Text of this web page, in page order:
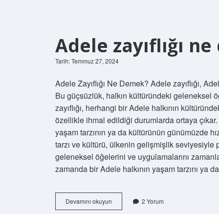
Adele zayıflığı
Tarih: Temmuz 27, 2024
Adele Zayıflığı Ne Demek? Adele zayıflığı,
Bu güçsüzlük, halkın kültüründeki geleneksel
zayıflığı, herhangi bir Adele halkının
özellikle ihmal edildiği durumlarda ortaya çıkar.
yaşam tarzının ya da kültürünün günümüzde
tarzı ve kültürü, ülkenin gelişmişlik seviyesiyle
geleneksel öğelerini ve uygulamalarını
zamanda bir Adele halkının yaşam tarzını ya
Devamını okuyun
zayıflığı
2 Yorum